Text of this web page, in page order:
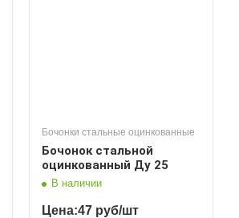
Бочонки стальные оцинкованные
Бочонок стальной
оцинкованный Ду 25
В наличии
Цена:47 руб/шт